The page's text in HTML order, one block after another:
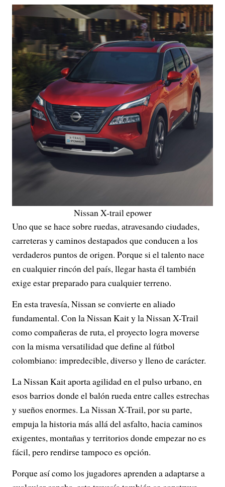
Nissan X-trail epower
Uno que se hace sobre ruedas, atravesando ciudades,
carreteras y caminos destapados que conducen a los
verdaderos puntos de origen. Porque si el talento nace
en cualquier rincón del país, llegar hasta él también
exige estar preparado para cualquier terreno.
En esta travesía, Nissan se convierte en aliado
fundamental. Con la Nissan Kait y la Nissan X-Trail
como compañeras de ruta, el proyecto logra moverse
con la misma versatilidad que define al fútbol
colombiano: impredecible, diverso y lleno de carácter.
La Nissan Kait aporta agilidad en el pulso urbano, en
esos barrios donde el balón rueda entre calles estrechas
y sueños enormes. La Nissan X-Trail, por su parte,
empuja la historia más allá del asfalto, hacia caminos
exigentes, montañas y territorios donde empezar no es
fácil, pero rendirse tampoco es opción.
Porque así como los jugadores aprenden a adaptarse a